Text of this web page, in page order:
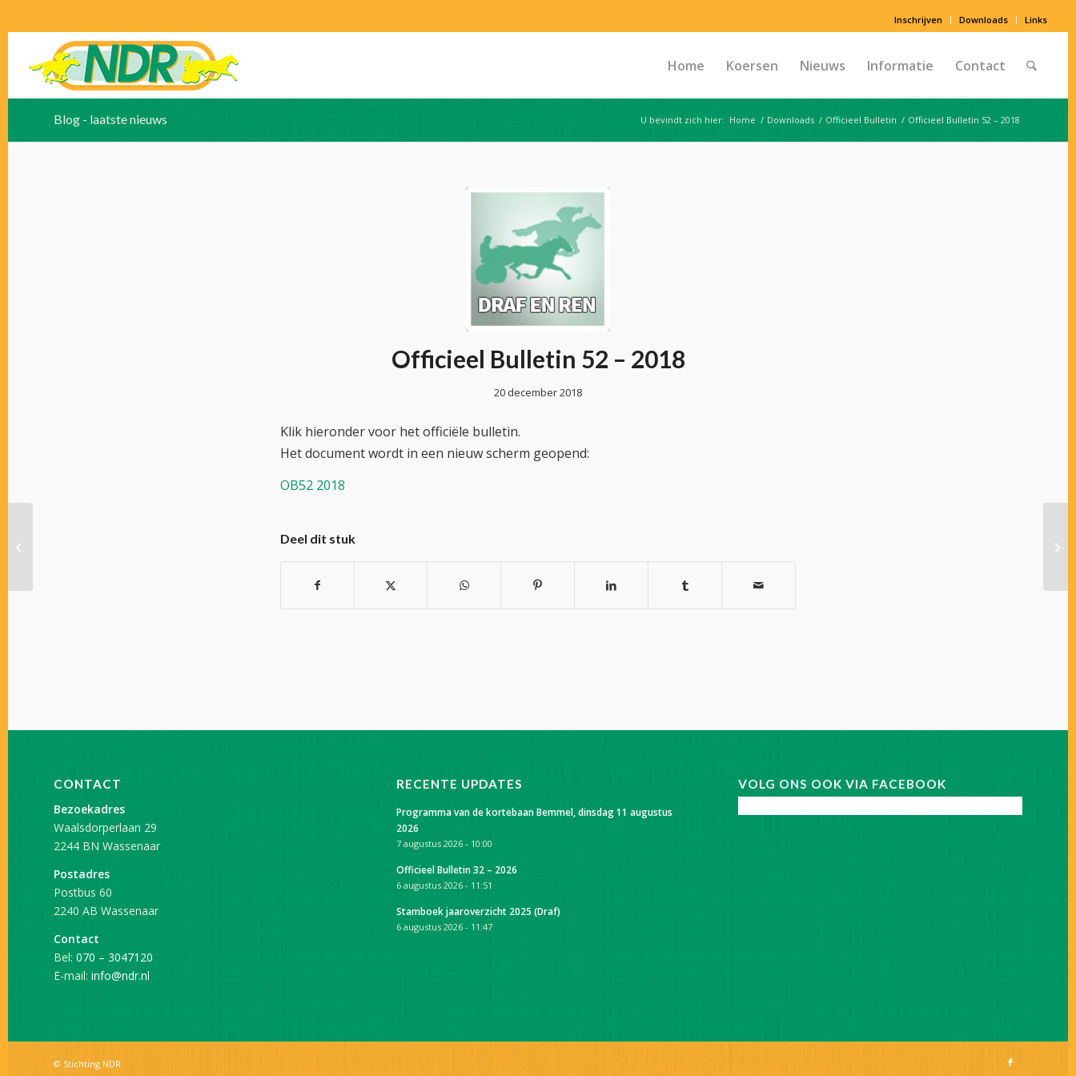
Inschrijven Downloads Links
Home Koersen Nieuws Informatie Contact
Blog - laatste nieuws U bevindt zich hier: Home / Downloads / Officieel Bulletin / Officieel Bulletin 52 – 2018
Officieel Bulletin 52 – 2018
20 december 2018
Klik hieronder voor het officiële bulletin.
Het document wordt in een nieuw scherm geopend:
OB52 2018
Deel dit stuk
CONTACT
Bezoekadres
Waalsdorperlaan 29
2244 BN Wassenaar
Postadres
Postbus 60
2240 AB Wassenaar
Contact
Bel: 070 – 3047120
E-mail: info@ndr.nl
RECENTE UPDATES
Programma van de kortebaan Bemmel, dinsdag 11 augustus
2026
7 augustus 2026 - 10:00
Officieel Bulletin 32 – 2026
6 augustus 2026 - 11:51
Stamboek jaaroverzicht 2025 (Draf)
6 augustus 2026 - 11:47
VOLG ONS OOK VIA FACEBOOK
© Stichting NDR